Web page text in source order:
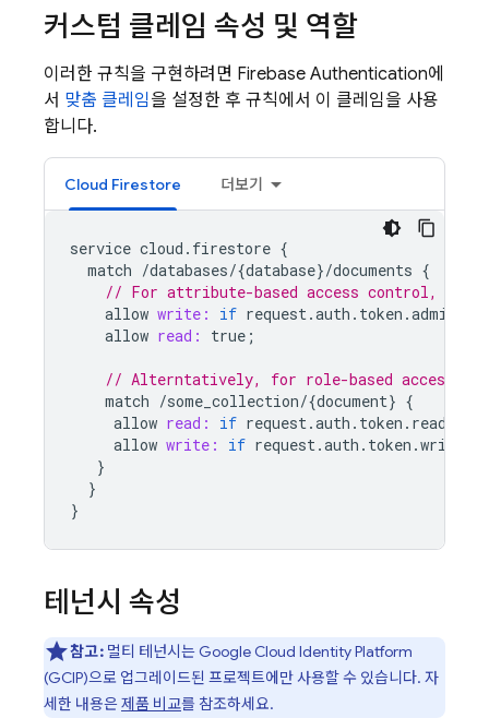
커스텀 클레임 속성 및 역할
이러한 규칙을 구현하려면 Firebase Authentication에
서 맞춤 클레임을 설정한 후 규칙에서 이 클레임을 사용
합니다.
Cloud Firestore 더보기
service cloud . firestore {
match /databases/{database}/documents {
// For attribute-based access control,
allow write: if request.auth . token .admin
allow read: true ;
// Alterntatively, for role-based access,
match /some_collection/{document} {
allow read: if request.auth . token . reader
allow write: if request.auth . token .writer
}
}
}
테넌시 속성
참고:멀티 테넌시는 Google Cloud Identity Platform
(GCIP)으로 업그레이드된 프로젝트에만 사용할 수 있습니다. 자
세한 내용은제품 비교를 참조하세요.